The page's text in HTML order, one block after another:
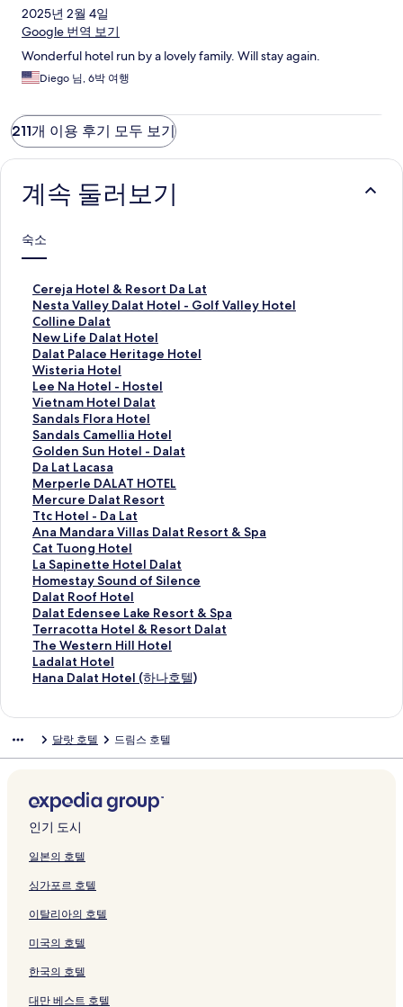
2025년 2월 4일
Google 번역 보기
Wonderful hotel run by a lovely family. Will stay again.
Diego 님, 6박 여행
211개 이용 후기 모두 보기
계속 둘러보기
숙소
Cereja Hotel & Resort Da Lat
C
e
r
e
j
a
H
o
t
e
l
&
R
e
s
o
r
t
D
a
L
a
t
페
이
는
링
Nesta Valley Dalat Hotel - Golf Valley Hotel
N
e
s
t
a
V
a
l
l
e
y
D
a
l
a
t
H
o
t
e
l
-
G
o
l
y
H
o
t
l
이
지
를
여
링
Colline Dalat
C
o
l
l
i
n
e
D
a
l
a
t
페
이
지
를
여
는
링
크
New Life Dalat Hotel
N
e
w
L
i
f
e
D
a
l
a
t
H
o
t
e
l
페
이
지
를
여
Dalat Palace Heritage Hotel
D
a
l
a
t
P
a
l
a
c
e
H
e
r
i
t
a
g
e
H
o
페
이
여
는
링
크
Wisteria Hotel
W
i
s
t
e
r
i
a
H
o
t
e
l
페
이
지
를
여
는
링
Lee Na Hotel - Hostel
L
e
e
N
a
H
o
t
e
l
-
H
o
s
t
e
l
페
이
는
링
Vietnam Hotel Dalat
V
i
e
t
n
a
m
H
o
t
e
l
D
a
l
a
t
페
여
는
Sandals Flora Hotel
S
a
n
d
a
l
s
F
l
o
r
a
H
o
t
e
l
를
여
크
Sandals Camellia Hotel
S
a
n
d
a
l
s
C
a
m
e
l
l
i
a
H
페
를
여
는
링
Golden Sun Hotel - Dalat
G
o
l
d
e
n
S
u
n
H
o
t
e
l
-
t
지
를
여
는
크
Da Lat Lacasa
D
a
L
a
t
L
a
c
a
s
a
페
이
지
링
크
Merperle DALAT HOTEL
M
e
r
p
e
r
l
e
D
A
L
A
T
L
지
를
여
는
크
Mercure Dalat Resort
M
e
r
c
u
r
e
D
a
l
a
t
r
이
지
를
여
링
Ttc Hotel - Da Lat
T
t
c
H
o
t
e
l
-
D
a
페
이
여
는
링
크
Ana Mandara Villas Dalat Resort & Spa
A
n
a
M
a
n
d
a
r
a
a
a
l
a
t
e
o
r
t
&
p
Cat Tuong Hotel
C
a
t
T
u
o
n
g
H
페
를
여
는
링
La Sapinette Hotel Dalat
L
a
S
a
p
i
n
e
o
l
D
a
l
t
이
지
를
여
링
Homestay Sound of Silence
H
o
m
e
s
t
a
n
f
S
i
l
n
e
페
이
지
여
Dalat Roof Hotel
D
a
l
a
t
R
o
l
페
이
지
여
링
크
Dalat Edensee Lake Resort & Spa
D
a
l
a
t
s
L
a
k
e
e
o
r
t
&
p
Terracotta Hotel & Resort Dalat
T
e
r
r
t
o
t
e
l
R
s
o
r
t
a
The Western Hill Hotel
T
h
e
e
H
i
l
l
o
e
l
페
이
를
Ladalat Hotel
L
a
t
t
e
l
페
지
여
는
링
크
Hana Dalat Hotel (하나호텔)
H
a
t
H
o
t
l
하
나
호
텔
페
달랏 호텔 드림스 호텔
인기 도시
일본의 호텔
싱가포르 호텔
이탈리아의 호텔
미국의 호텔
한국의 호텔
대만 베스트 호텔